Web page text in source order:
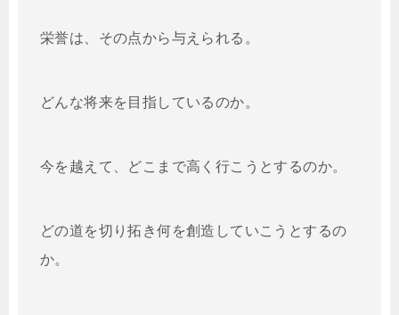
栄誉は、その点から与えられる。
どんな将来を目指しているのか。
今を越えて、どこまで高く行こうとするのか。
どの道を切り拓き何を創造していこうとするの
か。